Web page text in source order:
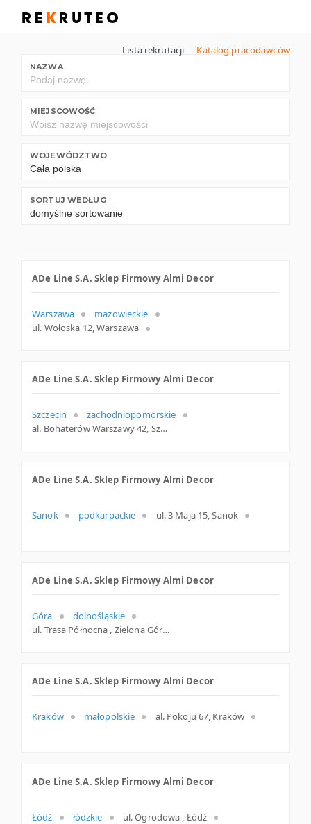
Lista rekrutacji Katalog pracodawców
NAZWA
MIEJSCOWOŚĆ
WOJEWÓDZTWO
SORTUJ WEDŁUG
ADe Line S.A. Sklep Firmowy Almi Decor
Warszawa
mazowieckie
ul. Wołoska 12, Warszawa
ADe Line S.A. Sklep Firmowy Almi Decor
Szczecin
zachodniopomorskie
al. Bohaterów Warszawy 42, Szczecin
ADe Line S.A. Sklep Firmowy Almi Decor
Sanok podkarpackie ul. 3 Maja 15, Sanok
ADe Line S.A. Sklep Firmowy Almi Decor
Góra
dolnośląskie
ul. Trasa Północna , Zielona Góra
ADe Line S.A. Sklep Firmowy Almi Decor
Kraków małopolskie al. Pokoju 67, Kraków
ADe Line S.A. Sklep Firmowy Almi Decor
Łódź łódzkie ul. Ogrodowa , Łódź